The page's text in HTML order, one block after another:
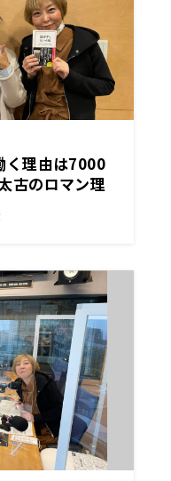
く理由は7000
古のロマン理